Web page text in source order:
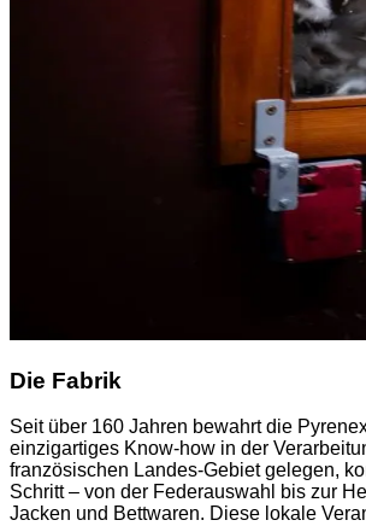
Die Fabrik
Seit über 160 Jahren bewahrt die
einzigartiges Know-how in der
französischen Landes-Gebiet gelegen,
Schritt – von der Federauswahl bis zur
Jacken und Bettwaren. Diese lokale